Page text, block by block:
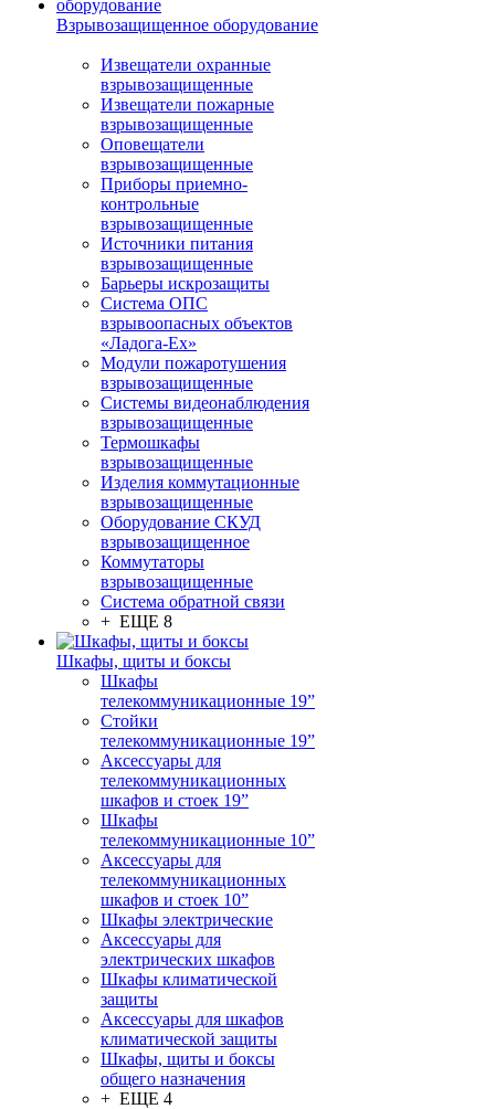
Взрывозащищенное оборудование
Извещатели охранные
взрывозащищенные
Извещатели пожарные
взрывозащищенные
Оповещатели
взрывозащищенные
Приборы приемно-
контрольные
взрывозащищенные
Источники питания
взрывозащищенные
Барьеры искрозащиты
Система ОПС
взрывоопасных объектов
«Ладога-Ex»
Модули пожаротушения
взрывозащищенные
Системы видеонаблюдения
взрывозащищенные
Термошкафы
взрывозащищенные
Изделия коммутационные
взрывозащищенные
Оборудование СКУД
взрывозащищенное
Коммутаторы
взрывозащищенные
Система обратной связи
+ ЕЩЕ 8
Шкафы, щиты и боксы
Шкафы
телекоммуникационные 19”
Стойки
телекоммуникационные 19”
Аксессуары для
телекоммуникационных
шкафов и стоек 19”
Шкафы
телекоммуникационные 10”
Аксессуары для
телекоммуникационных
шкафов и стоек 10”
Шкафы электрические
Аксессуары для
электрических шкафов
Шкафы климатической
защиты
Аксессуары для шкафов
климатической защиты
Шкафы, щиты и боксы
общего назначения
+ ЕЩЕ 4